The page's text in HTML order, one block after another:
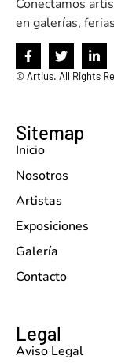
Conectamos
en galerías,
©Artius. All Rights
Sitemap
Inicio
Nosotros
Artistas
Exposiciones
Galería
Contacto
Legal
Aviso Legal